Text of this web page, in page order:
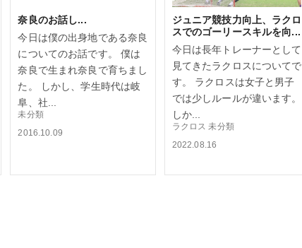
奈良のお話し...
今日は僕の出身地である奈良
についてのお話です。 僕は
奈良で生まれ奈良で育ちまし
た。 しかし、学生時代は岐
阜、社...
未分類
2016.10.09
ジュニア競技力向上、ラクロ
スでのゴーリースキルを向...
今日は長年トレーナーとして
見てきたラクロスについてで
す。 ラクロスは女子と男子
では少しルールが違います。
しか...
ラクロス 未分類
2022.08.16